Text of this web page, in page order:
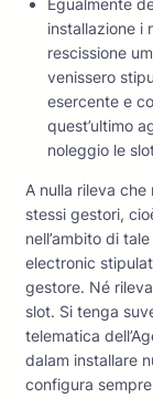
Egualmente
installazione i
rescissione
venissero
esercente e
quest’ultimo
noleggio le
A nulla rileva
stessi gestori,
nell’ambito di
electronic
gestore. Né
slot. Si tenga
telematica
dalam installare
configura